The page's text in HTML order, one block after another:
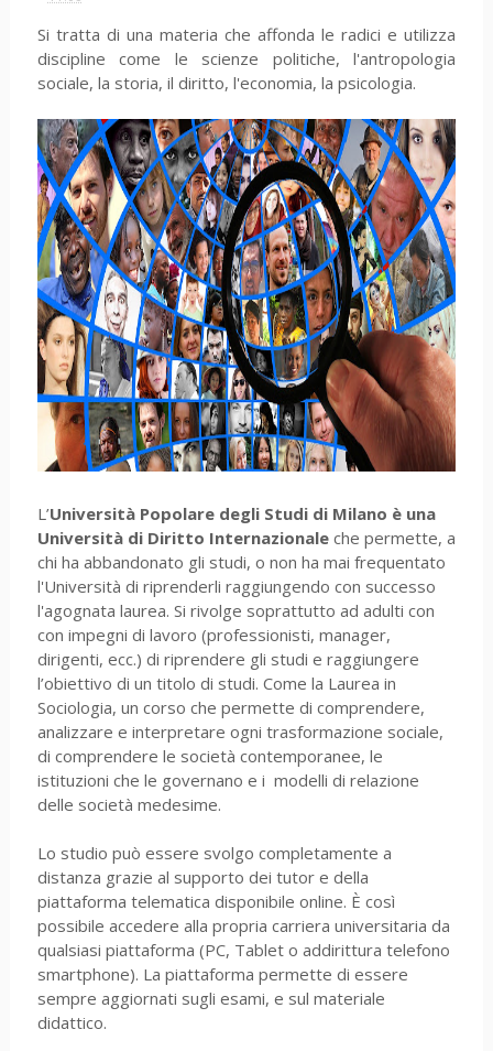
Si tratta di una materia che affonda le radici e utilizza
discipline come le scienze politiche, l'antropologia
sociale, la storia, il diritto, l'economia, la psicologia.
L’Università Popolare degli Studi di Milano è una
Università di Diritto Internazionale che permette, a
chi ha abbandonato gli studi, o non ha mai frequentato
l'Università di riprenderli raggiungendo con successo
l'agognata laurea. Si rivolge soprattutto ad adulti con
con impegni di lavoro (professionisti, manager,
dirigenti, ecc.) di riprendere gli studi e raggiungere
l’obiettivo di un titolo di studi. Come la Laurea in
Sociologia, un corso che permette di comprendere,
analizzare e interpretare ogni trasformazione sociale,
di comprendere le società contemporanee, le
istituzioni che le governano e i modelli di relazione
delle società medesime.
Lo studio può essere svolgo completamente a
distanza grazie al supporto dei tutor e della
piattaforma telematica disponibile online. È così
possibile accedere alla propria carriera universitaria da
qualsiasi piattaforma (PC, Tablet o addirittura telefono
smartphone). La piattaforma permette di essere
sempre aggiornati sugli esami, e sul materiale
didattico.